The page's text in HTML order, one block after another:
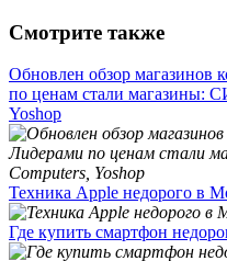
Смотрите также
Обновлен обзор магазинов
по ценам стали магазины:
Yoshop
Техника Apple недорого в
Где купить смартфон